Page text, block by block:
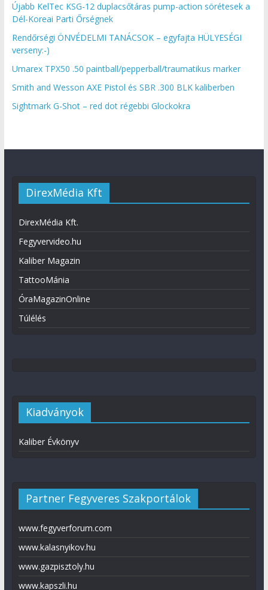
Újabb KelTec KSG-12 duplacsőtáras pump-action sörétesek a
Dél-Koreai Parti Őrségnek
Rendőrségi ÖNVÉDELMI TANÁCSOK – egyfajta HÜLYESÉGI
verseny:-)
Umarex TPX50 .50 paintball/pepperball/traumatikus marker
Smith and Wesson AXE Pistol és SBR .300 BLK kaliberben
Sightmark G-Shot – red dot régebbi Glockokra
DirexMédia Kft
DirexMédia Kft.
Fegyvervideo.hu
Kaliber Magazin
TattooMánia
ÓraMagazinOnline
Túlélés
Kiadványok
Kaliber Évkönyv
Partner Fegyveres Szakportálok
www.fegyverforum.com
www.kalasnyikov.hu
www.gazpisztoly.hu
www.kapszli.hu